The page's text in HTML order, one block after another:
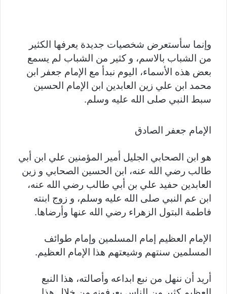
وإنما سأستعرض شخصيات جديدة يعرفها الكثير
من الشباب بالاسم، و كثير من الشباب لم يسمع
بعض هذه الأسماء، اليوم نبدأ مع الإمام جعفر ابن
محمد ابن علي زين العابدين ابن الإمام الحسين
سبط النبي صلى الله عليه وسلم.
الإمام جعفر الصادق
هو ابن الصحابي الجليل أمير المؤمنين علي ابن أبي
طالب رضي الله عنه، ابن الحسين الصحابي و زين
العابدين حفيد علي بن أبي طالب رضي الله عنه،
ابن عم النبي صلى الله عليه وسلم، و زوج ابنته
فاطمة البتول الزهراء رضي الله عنها وأرضاها.
الإمام العظيم إمام المسلمين وإمام طوائف
المسلمين سنتهم وشيعتهم هذا الإمام العظيم.
أريد أن ننهل من نبع ابداعه وأصالته، هذا النبع